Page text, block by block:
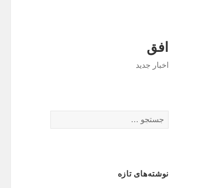
افق
اخبار جدید
برای:
نوشته‌های تازه